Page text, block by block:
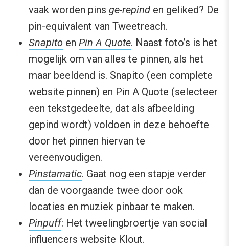
vaak worden pins ge-repind en geliked? De
pin-equivalent van Tweetreach.
Snapito en Pin A Quote. Naast foto’s is het
mogelijk om van alles te pinnen, als het
maar beeldend is. Snapito (een complete
website pinnen) en Pin A Quote (selecteer
een tekstgedeelte, dat als afbeelding
gepind wordt) voldoen in deze behoefte
door het pinnen hiervan te
vereenvoudigen.
Pinstamatic. Gaat nog een stapje verder
dan de voorgaande twee door ook
locaties en muziek pinbaar te maken.
Pinpuff: Het tweelingbroertje van social
influencers website Klout.